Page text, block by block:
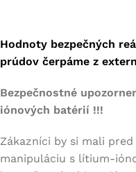
Hodnoty bezpečných
prúdov čerpáme z
Bezpečnostné
iónových batérií !!!
Zákazníci by si mali
manipuláciu s lítium-